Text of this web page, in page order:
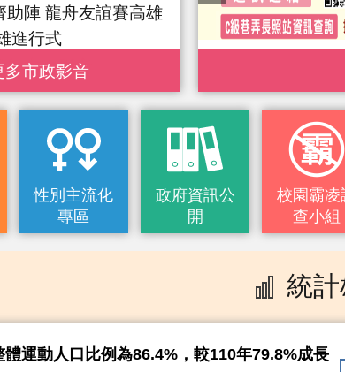
助陣 龍舟友誼賽高雄
進行式
多 市政影音
性別主流化
專區
政府資訊公
開
校園霸凌
查小組
統計
體運動人口比例為86.4%，較110年79.8%成長